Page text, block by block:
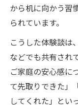
から机に向かう習
られています。
こうした体験談は
などでも共有され
ご家庭の安心感に
て先取りできた」
してくれた」とい